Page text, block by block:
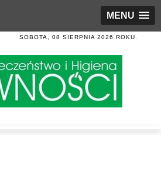
MENU
SOBOTA, 08 SIERPNIA 2026 ROKU.